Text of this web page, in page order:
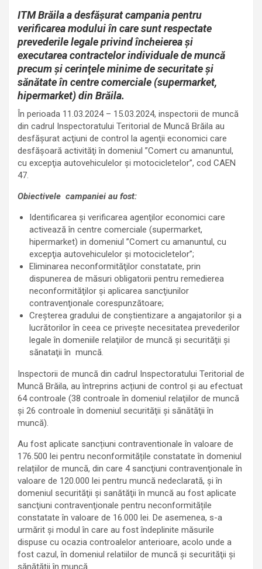
ITM Brăila a desfășurat campania pentru
verificarea modului în care sunt respectate
prevederile legale privind încheierea şi
executarea contractelor individuale de muncă
precum şi cerinţele minime de securitate şi
sănătate în centre comerciale (supermarket,
hipermarket) din Brăila.
În perioada 11.03.2024 – 15.03.2024, inspectorii de muncă
din cadrul Inspectoratului Teritorial de Muncă Brăila au
desfăşurat acţiuni de control la agenţii economici care
desfăşoară activităţi în domeniul ”Comert cu amanuntul,
cu excepţia autovehiculelor şi motocicletelor”, cod CAEN
47.
Obiectivele campaniei au fost:
Identificarea și verificarea agenţilor economici care
activează în centre comerciale (supermarket,
hipermarket) in domeniul ”Comert cu amanuntul, cu
excepţia autovehiculelor şi motocicletelor”;
Eliminarea neconformităţilor constatate, prin
dispunerea de măsuri obligatorii pentru remedierea
neconformităţilor şi aplicarea sancţiunilor
contravenţionale corespunzătoare;
Creșterea gradului de conștientizare a angajatorilor și a
lucrătorilor în ceea ce priveşte necesitatea prevederilor
legale în domeniile relaţiilor de muncă şi securităţii şi
sănataţii în muncă.
Inspectorii de muncă din cadrul Inspectoratului Teritorial de
Muncă Brăila, au întreprins acțiuni de control şi au efectuat
64 controale (38 controale în domeniul relaţiilor de muncă
şi 26 controale în domeniul securităţii şi sănătăţii în
muncă).
Au fost aplicate sancțiuni contraventionale în valoare de
176.500 lei pentru neconformitățile constatate în domeniul
relațiilor de muncă, din care 4 sancţiuni contravenţionale în
valoare de 120.000 lei pentru muncă nedeclarată, şi în
domeniul securităţii şi sanătăţii în muncă au fost aplicate
sancţiuni contravenţionale pentru neconformitățile
constatate în valoare de 16.000 lei. De asemenea, s-a
urmărit şi modul în care au fost îndeplinite măsurile
dispuse cu ocazia controalelor anterioare, acolo unde a
fost cazul, în domeniul relatiilor de muncă şi securităţii şi
sănătăţii în muncă.